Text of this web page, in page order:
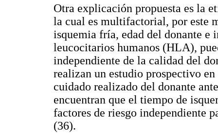
Otra explicación propuesta es la
la cual es multifactorial, por este
isquemia fría, edad del donante e
leucocitarios humanos (HLA),
independiente de la calidad del
realizan un estudio prospectivo
cuidado realizado del donante
encuentran que el tiempo de
factores de riesgo independiente
(36).